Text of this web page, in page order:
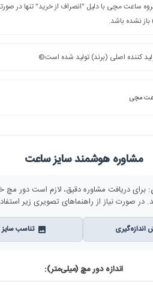
ساعت مچی با دلیل "انصراف از خرید" تنها در
نشده باشد.
کننده اصلی (برند) تولید شده است©️
مچی
مشاوره هوشمند سایز ساعت
برای دریافت مشاوره دقیق، لازم است دور مچ
در صورت نیاز از راهنماهای تصویری زیر
اندازه‌گیری تناسب
اندازه دور مچ (میلی‌متر):